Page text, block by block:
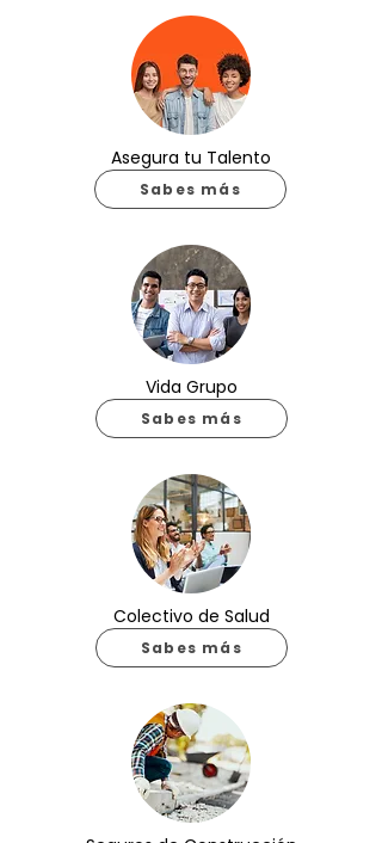
Asegura tu Talento
Sabes más
Vida Grupo
Sabes más
Colectivo de Salud
Sabes más